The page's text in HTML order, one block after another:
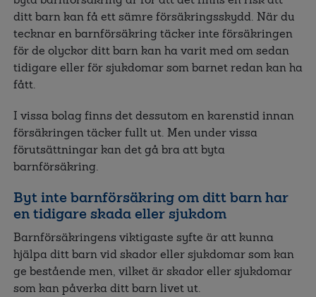
ditt barn kan få ett sämre försäkringsskydd. När du
tecknar en barnförsäkring täcker inte försäkringen
för de olyckor ditt barn kan ha varit med om sedan
tidigare eller för sjukdomar som barnet redan kan ha
fått.
I vissa bolag finns det dessutom en karenstid innan
försäkringen täcker fullt ut. Men under vissa
förutsättningar kan det gå bra att byta
barnförsäkring.
Byt inte barnförsäkring om ditt barn har
en tidigare skada eller sjukdom
Barnförsäkringens viktigaste syfte är att kunna
hjälpa ditt barn vid skador eller sjukdomar som kan
ge bestående men, vilket är skador eller sjukdomar
som kan påverka ditt barn livet ut.